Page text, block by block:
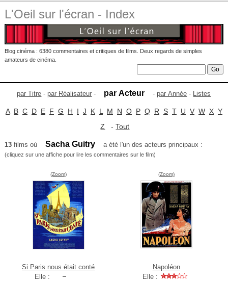
L'Oeil sur l'écran - Index
Blog cinéma : 6380 commentaires et critiques de films. Deux regards de simples
amateurs de cinéma.
par Titre -par Réalisateur - par Acteur -par Année - Listes
A B C D E F G H I J K L M N O P Q R S T U V W X Y
Z -Tout
13films où Sacha Guitry a été l'un des acteurs principaux :
(cliquez sur une affiche pour lire les commentaires sur le film)
(Zoom)
Si Paris nous était conté
Elle :
(Zoom)
Napoléon
Elle :